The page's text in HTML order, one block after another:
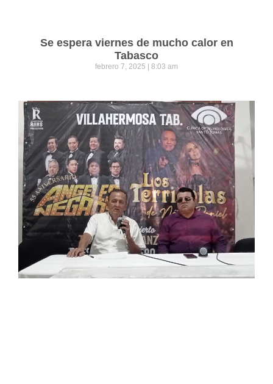
Se espera viernes de mucho calor en
Tabasco
febrero 7, 2025 8:03 am